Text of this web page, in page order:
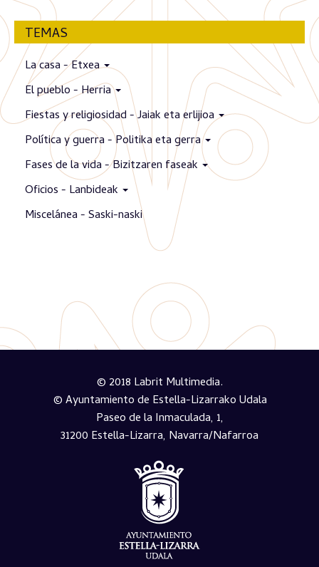
TEMAS
La casa - Etxea
El pueblo - Herria
Fiestas y religiosidad - Jaiak eta erlijioa
Política y guerra - Politika eta gerra
Fases de la vida - Bizitzaren faseak
Oficios - Lanbideak
Miscelánea - Saski-naski
© 2018 Labrit Multimedia.
© Ayuntamiento de Estella-Lizarrako Udala
Paseo de la Inmaculada, 1,
31200 Estella-Lizarra, Navarra/Nafarroa